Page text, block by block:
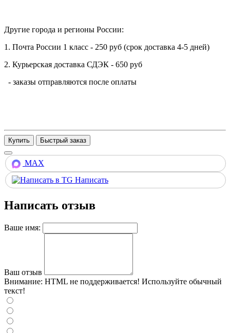
Другие города и регионы России:
1. Почта России 1 класс - 250 руб (срок доставка 4-5 дней)
2. Курьерская доставка СДЭК - 650 руб
- заказы отправляются после оплаты
Купить
MAX
Написать
Написать отзыв
Ваше имя:
Ваш отзыв
Внимание: HTML не поддерживается! Используйте обычный
текст!